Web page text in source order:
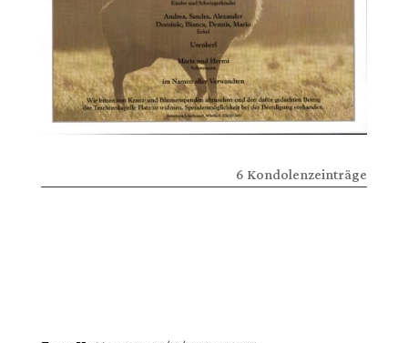
6 Kondolenzeinträge